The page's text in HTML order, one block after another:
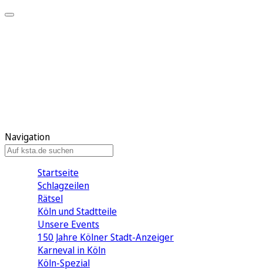
Navigation
Startseite
Schlagzeilen
Rätsel
Köln und Stadtteile
Unsere Events
150 Jahre Kölner Stadt-Anzeiger
Karneval in Köln
Köln-Spezial